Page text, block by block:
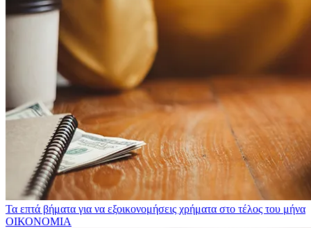
Τα επτά βήματα για να εξοικονομήσεις χρήματα στο τέλος του μήνα
ΟΙΚΟΝΟΜΙΑ